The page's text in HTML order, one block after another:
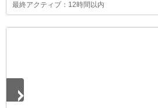
最終アクティブ：12時間以内